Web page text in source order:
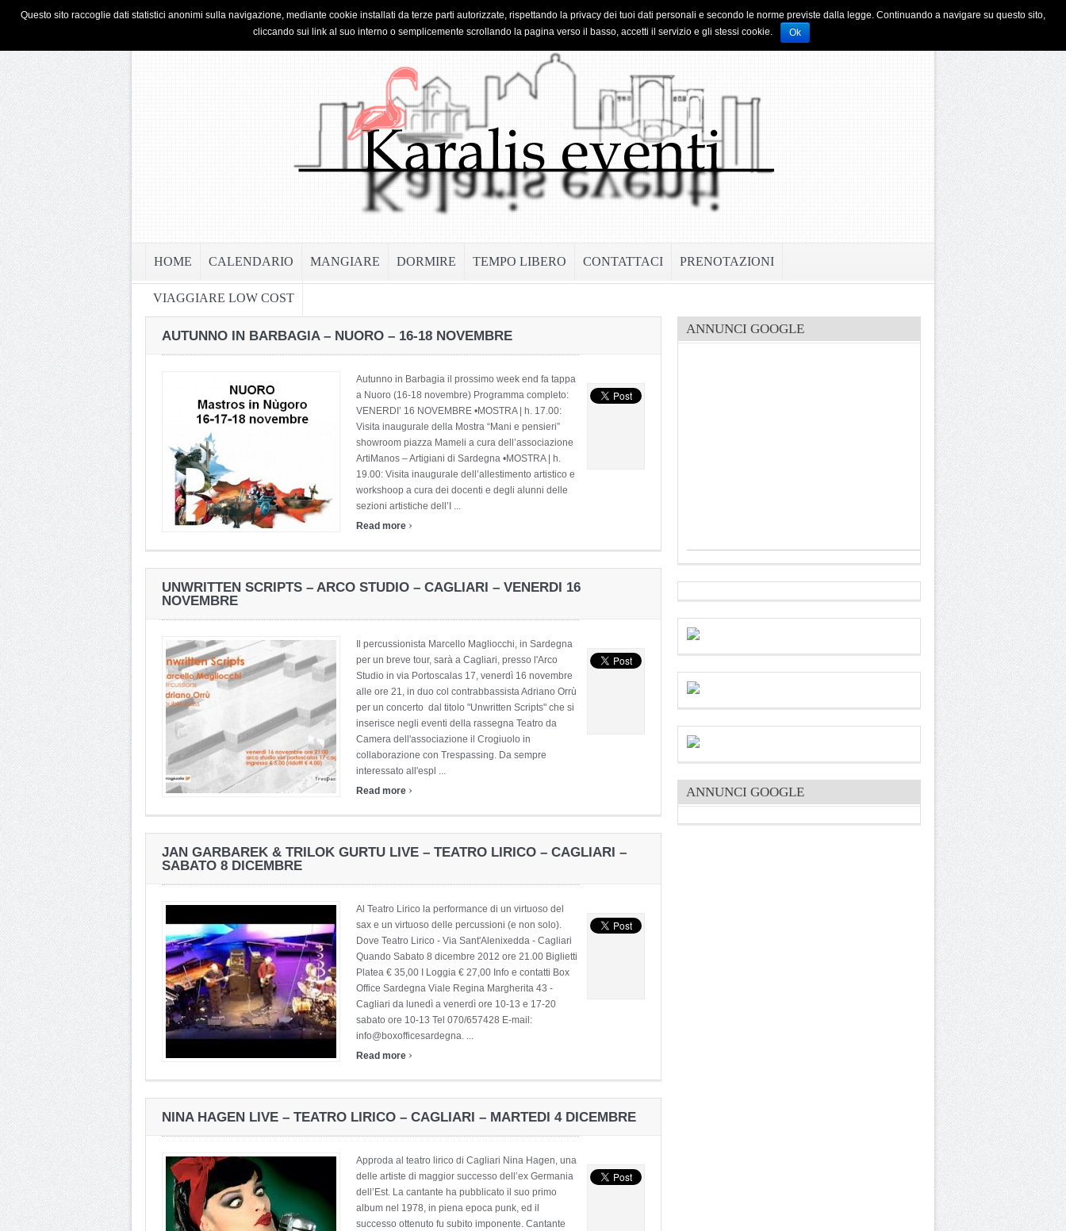
HOME PRIVACY & COOKIE POLICY
HOME CALENDARIO MANGIARE DORMIRE TEMPO LIBERO CONTATTACI PRENOTAZIONI
VIAGGIARE LOW COST
AUTUNNO IN BARBAGIA – NUORO – 16-18 NOVEMBRE
Autunno in Barbagia il prossimo week end fa tappa
a Nuoro (16-18 novembre) Programma completo:
VENERDI’ 16 NOVEMBRE •MOSTRA | h. 17.00:
Visita inaugurale della Mostra “Mani e pensieri”
showroom piazza Mameli a cura dell’associazione
ArtiManos – Artigiani di Sardegna •MOSTRA | h.
19.00: Visita inaugurale dell’allestimento artistico e
workshoop a cura dei docenti e degli alunni delle
sezioni artistiche dell’I ...
Read more ›
UNWRITTEN SCRIPTS – ARCO STUDIO – CAGLIARI – VENERDI 16
NOVEMBRE
Il percussionista Marcello Magliocchi, in Sardegna
per un breve tour, sarà a Cagliari, presso l'Arco
Studio in via Portoscalas 17, venerdì 16 novembre
alle ore 21, in duo col contrabbassista Adriano Orrù
per un concerto dal titolo "Unwritten Scripts" che si
inserisce negli eventi della rassegna Teatro da
Camera dell'associazione il Crogiuolo in
collaborazione con Trespassing. Da sempre
interessato all'espl ...
Read more ›
JAN GARBAREK & TRILOK GURTU LIVE – TEATRO LIRICO – CAGLIARI –
SABATO 8 DICEMBRE
Al Teatro Lirico la performance di un virtuoso del
sax e un virtuoso delle percussioni (e non solo).
Dove Teatro Lirico - Via Sant'Alenixedda - Cagliari
Quando Sabato 8 dicembre 2012 ore 21.00 Biglietti
Platea € 35,00 I Loggia € 27,00 Info e contatti Box
Office Sardegna Viale Regina Margherita 43 -
Cagliari da lunedì a venerdì ore 10-13 e 17-20
sabato ore 10-13 Tel 070/657428 E-mail:
info@boxofficesardegna. ...
Read more ›
NINA HAGEN LIVE – TEATRO LIRICO – CAGLIARI – MARTEDI 4 DICEMBRE
Approda al teatro lirico di Cagliari Nina Hagen, una
delle artiste di maggior successo dell’ex Germania
dell’Est. La cantante ha pubblicato il suo primo
album nel 1978, in piena epoca punk, ed il
successo ottenuto fu subito imponente. Cantante
ANNUNCI GOOGLE
ANNUNCI GOOGLE
Questo sito raccoglie dati statistici anonimi sulla navigazione, mediante cookie installati da terze parti autorizzate, rispettando la privacy dei tuoi dati personali e secondo le norme previste dalla legge. Continuando a navigare su questo sito,
cliccando sui link al suo interno o semplicemente scrollando la pagina verso il basso, accetti il servizio e gli stessi cookie.
Ok